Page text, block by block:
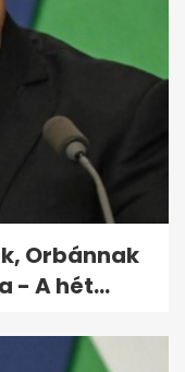
így
Orbánnak
- A hét...